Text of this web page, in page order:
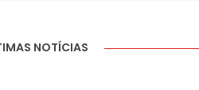
NOTÍCIAS